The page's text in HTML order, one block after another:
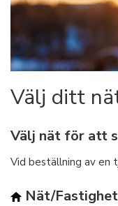
Välj ditt
Välj nät för att
Vid beställning av en
Nät/